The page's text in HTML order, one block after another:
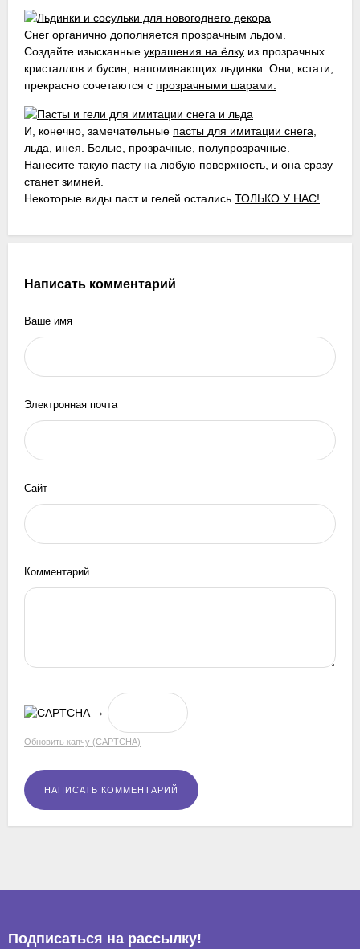
Снег органично дополняется прозрачным льдом.
Создайте изысканные украшения на ёлку из прозрачных
кристаллов и бусин, напоминающих льдинки. Они, кстати,
прекрасно сочетаются с прозрачными шарами.
И, конечно, замечательные пасты для имитации снега,
льда, инея. Белые, прозрачные, полупрозрачные.
Нанесите такую пасту на любую поверхность, и она сразу
станет зимней.
Некоторые виды паст и гелей остались ТОЛЬКО У НАС!
Написать комментарий
Ваше имя
Электронная почта
Сайт
Комментарий
→
Обновить капчу (CAPTCHA)
Подписаться на рассылкy!